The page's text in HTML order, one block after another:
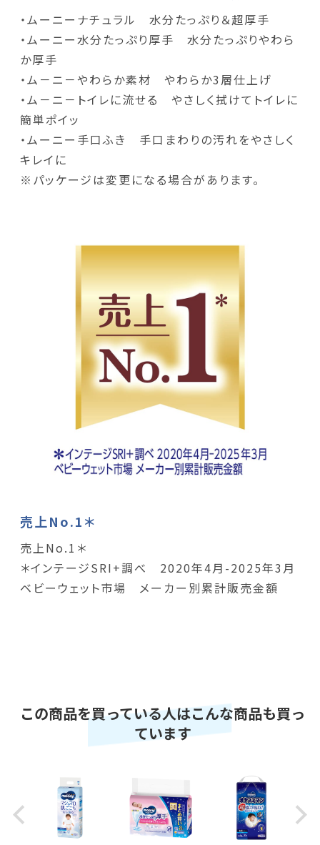
・ムーニーナチュラル 水分たっぷり＆超厚手
・ムーニー水分たっぷり厚手 水分たっぷりやわら
か厚手
・ム－ニ－やわらか素材 やわらか3層仕上げ
・ム－ニ－トイレに流せる やさしく拭けてトイレに
簡単ポイッ
・ムーニー手口ふき 手口まわりの汚れをやさしく
キレイに
※パッケージは変更になる場合があります。
売上No.1＊
売上No.1＊
＊インテージSRI+調べ 2020年4月-2025年3月
ベビーウェット市場 メーカー別累計販売金額
この商品を買っている人はこんな商品も買っ
ています
Previous Next